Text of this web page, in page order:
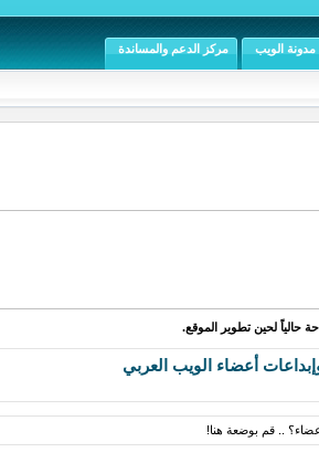
مدونة الويب مركز الدعم والمساندة
حالياً لحين تطوير الموقع.
أعضاء الويب العربي
.. قم بوضعة هنا!